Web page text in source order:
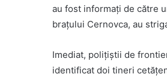
au fost informați de către
brațului Cernovca, au
Imediat, polițiștii de
identificat doi tineri